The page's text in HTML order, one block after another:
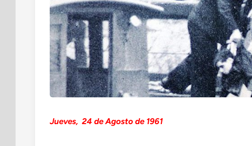
Jueves, 24 de Agosto de 1961